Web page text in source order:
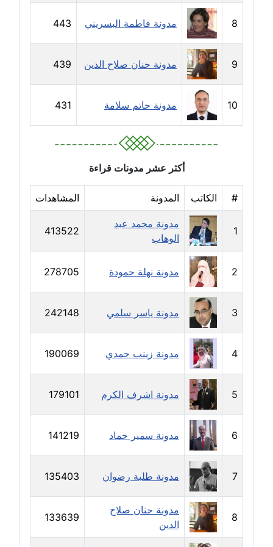
مدونة دعاء الشاهد
عاملة
مدونة دينا عاصم
عاملة
مدونة دينا منير
عاملة
مدونة راقية الدويك
عاملة
مدونة رانيا ثروت
عاملة
مدونة رجاء دياب
عاملة
مدونة رحاب منيعم
عاملة
مدونة رشا السعدي
عاملة
مدونة رشا شمس الدين
عاملة
مدونة رشا كمال
عاملة
مدونة رشا ماهر
عاملة
مدونة رشيد سبابو
عاملة
8 مدونة فاطمة البسريني 443
9 مدونة حنان صلاح الدين 439
10 مدونة حاتم سلامة 431
أكثر عشر مدونات قراءة
# الكاتب المدونة المشاهدات
1
مدونة محمد عبد
الوهاب
413522
2 مدونة نهلة حمودة 278705
3 مدونة ياسر سلمي 242148
4 مدونة زينب حمدي 190069
5 مدونة اشرف الكرم 179101
6 مدونة سمير حماد 141219
7 مدونة طلبة رضوان 135403
8
مدونة حنان صلاح
الدين
133639